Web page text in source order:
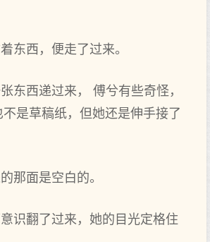
东西，便走了过来。
东西递过来， 傅兮有些奇怪，
是草稿纸，但她还是伸手接了
那面是空白的。
识翻了过来，她的目光定格住